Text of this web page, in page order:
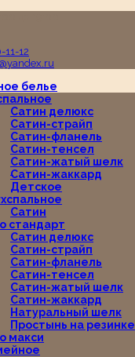
11-12
белье
Сатин делюкс
Сатин-страйп
Сатин-фланель
Сатин-тенсел
Сатин-жатый шелк
Сатин-жаккард
Детское
Сатин
стандарт
Сатин делюкс
Сатин-страйп
Сатин-фланель
Сатин-тенсел
Сатин-жатый шелк
Сатин-жаккард
Натуральный шелк
Простынь на резинке
макси